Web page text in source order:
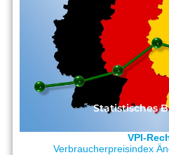
Statistisches
VPI-
Verbraucherpreisindex